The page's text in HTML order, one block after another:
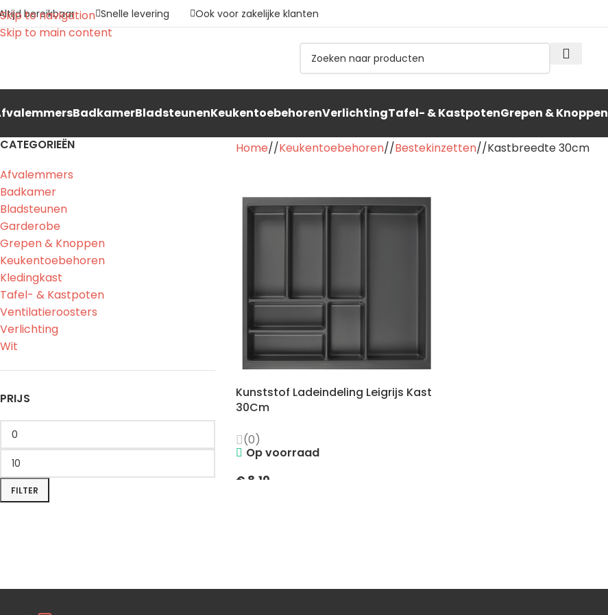
Skip to navigation
Skip to main content
bereikbaar Snelle levering Ook voor zakelijke klanten
BadkamerBladsteunenKeukentoebehorenVerlichtingTafel- & KastpotenGrepen & Knoppen
CATEGORIEËN
Afvalemmers
Badkamer
Bladsteunen
Garderobe
Grepen & Knoppen
Keukentoebehoren
Kledingkast
Tafel- & Kastpoten
Ventilatieroosters
Verlichting
Wit
PRIJS
FILTER
Home/ Keukentoebehoren/ Bestekinzetten/ Kastbreedte 30cm
Kunststof Ladeindeling Leigrijs Kast
30Cm
(0)
Op voorraad
€ 8,10